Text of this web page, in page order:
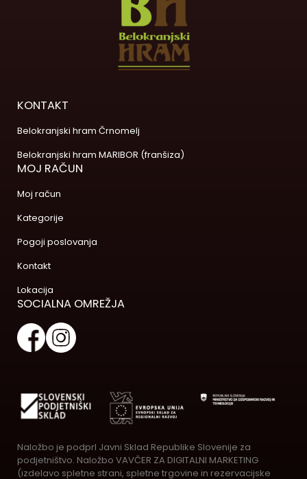
KONTAKT
Belokranjski hram Črnomelj
Belokranjski hram MARIBOR (franšiza)
MOJ RAČUN
Moj račun
Kategorije
Pogoji poslovanja
Kontakt
Lokacija
SOCIALNA OMREŽJA
Naložbo je podprl Javni Sklad Republike Slovenije za
podjetništvo. Naložbo VAVČER ZA DIGITALNI MARKETING
(izdelavo spletne strani, spletne trgovine in rezervacijske